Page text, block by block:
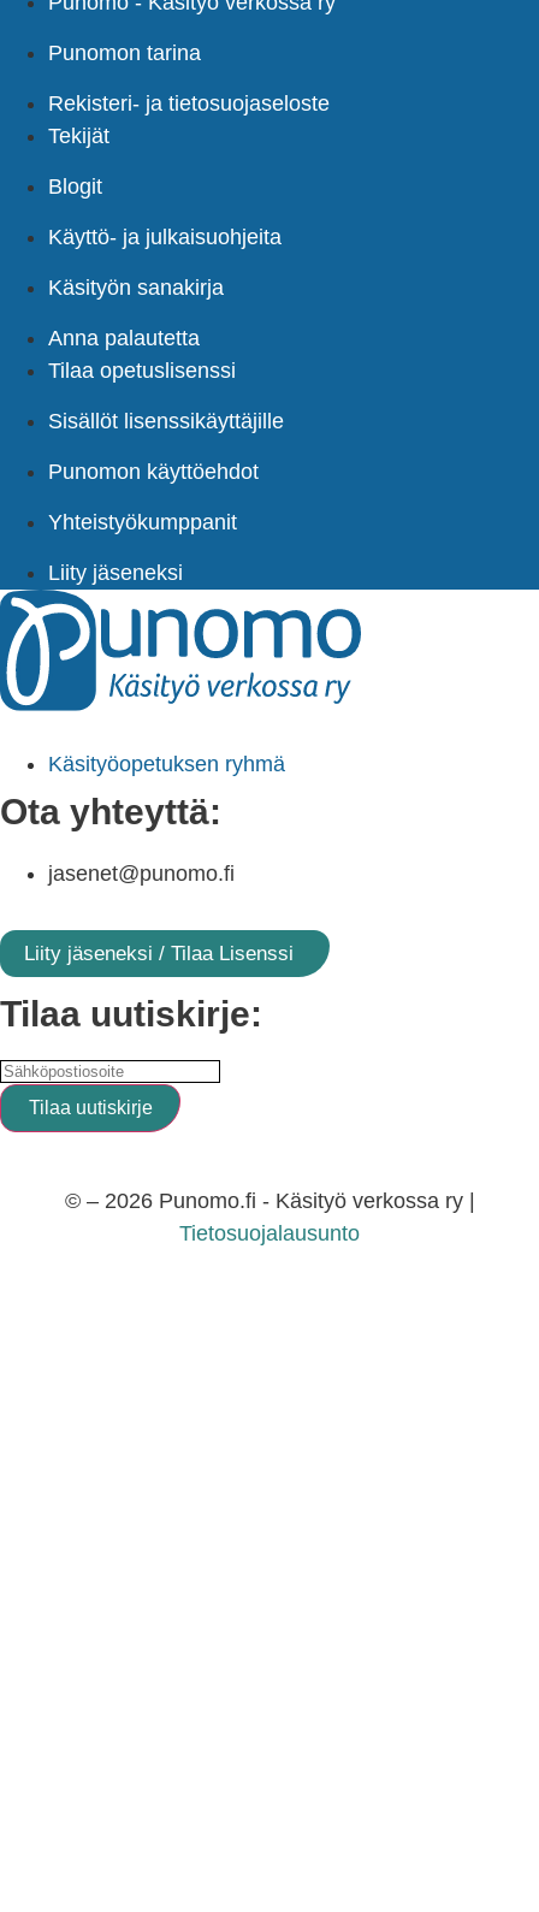
Punomon tarina
Rekisteri- ja tietosuojaseloste
Tekijät
Blogit
Käyttö- ja julkaisuohjeita
Käsityön sanakirja
Anna palautetta
Tilaa opetuslisenssi
Sisällöt lisenssikäyttäjille
Punomon käyttöehdot
Yhteistyökumppanit
Liity jäseneksi
Käsityöopetuksen ryhmä
Ota yhteyttä:
jasenet@punomo.fi
Liity jäseneksi / Tilaa Lisenssi
Tilaa uutiskirje:
© – 2026 Punomo.fi - Käsityö verkossa ry |
Tietosuojalausunto